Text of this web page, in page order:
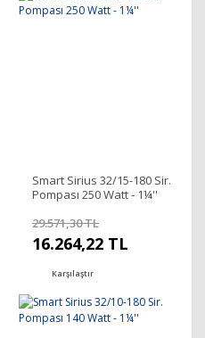
Smart Sirius 32/15-180 Sir.
Pompası 250 Watt - 1¼''
29.571,30 TL
16.264,22 TL
Karşılaştır